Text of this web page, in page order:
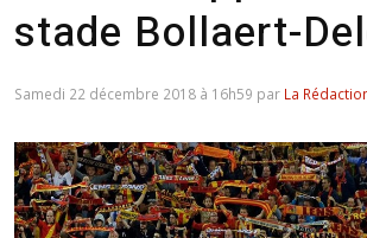
stade Bollaert-
Samedi 22 décembre 2018 à 16h59 par La